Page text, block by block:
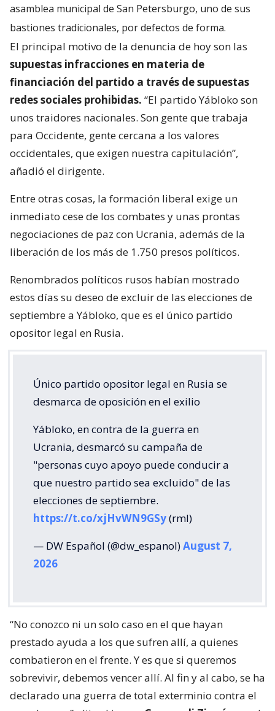
asamblea municipal de San Petersburgo, uno de sus
bastiones tradicionales, por defectos de forma.
El principal motivo de la denuncia de hoy son las
supuestas infracciones en materia de
financiación del partido a través de supuestas
redes sociales prohibidas. “El partido Yábloko son
unos traidores nacionales. Son gente que trabaja
para Occidente, gente cercana a los valores
occidentales, que exigen nuestra capitulación”,
añadió el dirigente.
Entre otras cosas, la formación liberal exige un
inmediato cese de los combates y unas prontas
negociaciones de paz con Ucrania, además de la
liberación de los más de 1.750 presos políticos.
Renombrados políticos rusos habían mostrado
estos días su deseo de excluir de las elecciones de
septiembre a Yábloko, que es el único partido
opositor legal en Rusia.
Único partido opositor legal en Rusia se
desmarca de oposición en el exilio
Yábloko, en contra de la guerra en
Ucrania, desmarcó su campaña de
"personas cuyo apoyo puede conducir a
que nuestro partido sea excluido" de las
elecciones de septiembre.
https://t.co/xjHvWN9GSy(rml)
— DW Español (@dw_espanol)August 7,
2026
“No conozco ni un solo caso en el que hayan
prestado ayuda a los que sufren allí, a quienes
combatieron en el frente. Y es que si queremos
sobrevivir, debemos vencer allí. Al fin y al cabo, se ha
declarado una guerra de total exterminio contra el